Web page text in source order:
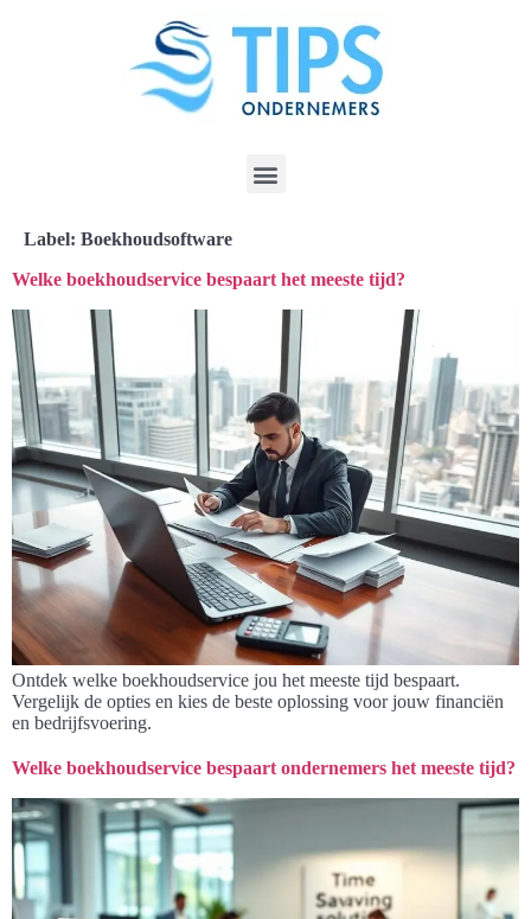
Label: Boekhoudsoftware
Welke boekhoudservice bespaart het meeste tijd?
Ontdek welke boekhoudservice jou het meeste tijd bespaart.
Vergelijk de opties en kies de beste oplossing voor jouw financiën
en bedrijfsvoering.
Welke boekhoudservice bespaart ondernemers het meeste tijd?